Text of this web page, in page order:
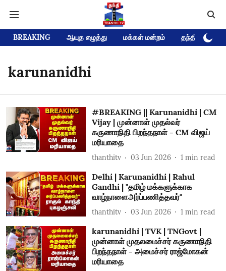
BREAKING ஆயுத எழுத்து மக்கள் மன்றம் தந்தி டிவி
karunanidhi
#BREAKING || Karunanidhi | CM
Vijay | முன்னாள் முதல்வர்
கருணாநிதி பிறந்தநாள் - CM விஜய்
மரியாதை
thanthitv 03 Jun 2026 1 min read
Delhi | Karunanidhi | Rahul
Gandhi | "தமிழ் மக்களுக்காக
வாழ்நாளைஅர்ப்பணித்தவர்"
thanthitv 03 Jun 2026 1 min read
karunanidhi | TVK | TNGovt |
முன்னாள் முதலமைச்சர் கருணாநிதி
பிறந்தநாள் - அமைச்சர் ராஜ்மோகன்
மரியாதை